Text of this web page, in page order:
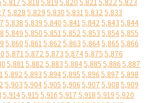
5,8175,8185,8195,8205,8215,8225,823
5,8285,8295,8305,8315,8325,833
5,8385,8395,8405,8415,8425,8435,844
5,8495,8505,8515,8525,8535,8545,855
5,8605,8615,8625,8635,8645,8655,866
5,8715,8725,8735,8745,8755,876
5,8815,8825,8835,8845,8855,8865,887
5,8925,8935,8945,8955,8965,8975,898
5,9035,9045,9055,9065,9075,9085,909
5,9145,9155,9165,9175,9185,9195,920